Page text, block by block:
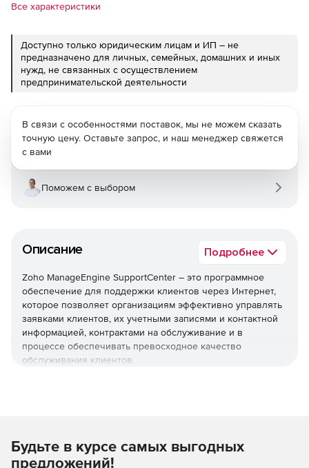
Все характеристики
Доступно только юридическим лицам и ИП – не
предназначено для личных, семейных, домашних и иных
нужд, не связанных с осуществлением
предпринимательской деятельности
Описание Подробнее
Zoho ManageEngine SupportCenter – это программное
обеспечение для поддержки клиентов через Интернет,
которое позволяет организациям эффективно управлять
заявками клиентов, их учетными записями и контактной
информацией, контрактами на обслуживание и в
процессе обеспечивать превосходное качество
обслуживания клиентов.
получает единое представление о взаимодействии с
клиентами независимо от того, какой режим общения они
В связи с особенностями поставок, мы не можем сказать
точную цену. Оставьте запрос, и наш менеджер свяжется
с вами
Поможем с выбором
Будьте в курсе самых выгодных
предложений!